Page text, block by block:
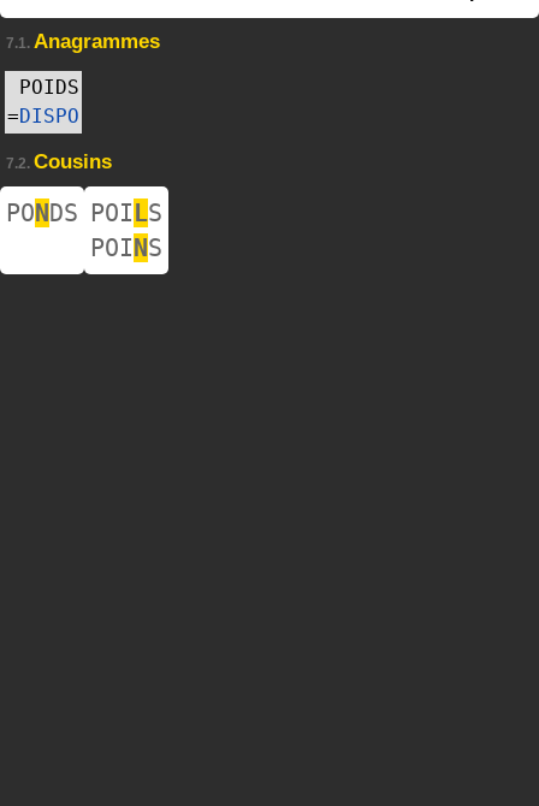
7.1. Anagrammes
POIDS
=DISPO
7.2. Cousins
PONDS POILS
POINS